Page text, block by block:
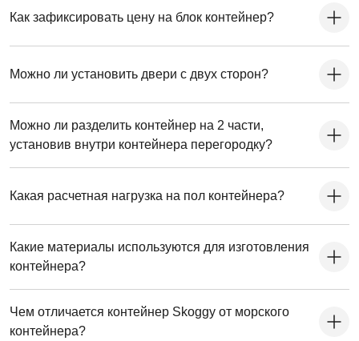
Как зафиксировать цену на блок контейнер?
Можно ли установить двери с двух сторон?
Можно ли разделить контейнер на 2 части,
установив внутри контейнера перегородку?
Какая расчетная нагрузка на пол контейнера?
Какие материалы используются для изготовления
контейнера?
Чем отличается контейнер Skoggy от морского
контейнера?